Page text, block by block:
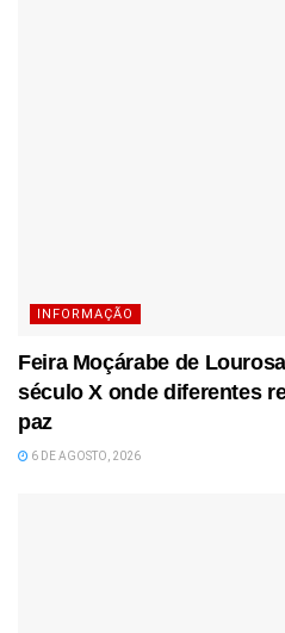
INFORMAÇÃO
Feira Moçárabe de
século X onde diferentes
paz
6 DE AGOSTO, 2026